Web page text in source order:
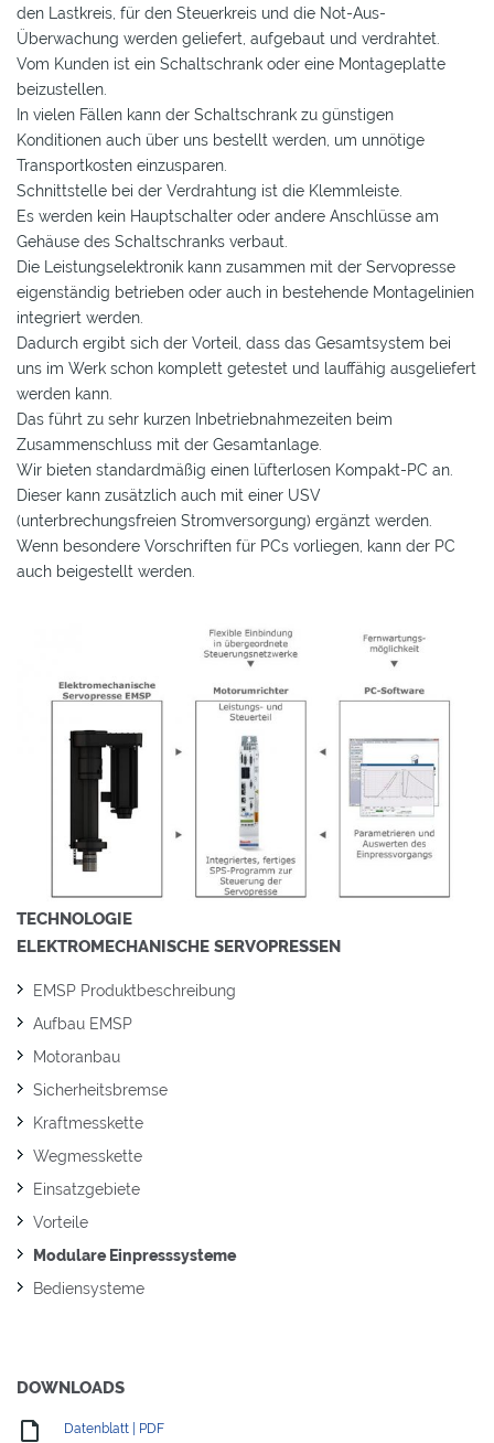
den Lastkreis, für den Steuerkreis und die Not-Aus-
Überwachung werden geliefert, aufgebaut und verdrahtet.
Vom Kunden ist ein Schaltschrank oder eine Montageplatte
beizustellen.
In vielen Fällen kann der Schaltschrank zu günstigen
Konditionen auch über uns bestellt werden, um unnötige
Transportkosten einzusparen.
Schnittstelle bei der Verdrahtung ist die Klemmleiste.
Es werden kein Hauptschalter oder andere Anschlüsse am
Gehäuse des Schaltschranks verbaut.
Die Leistungselektronik kann zusammen mit der Servopresse
eigenständig betrieben oder auch in bestehende Montagelinien
integriert werden.
Dadurch ergibt sich der Vorteil, dass das Gesamtsystem bei
uns im Werk schon komplett getestet und lauffähig ausgeliefert
werden kann.
Das führt zu sehr kurzen Inbetriebnahmezeiten beim
Zusammenschluss mit der Gesamtanlage.
Wir bieten standardmäßig einen lüfterlosen Kompakt-PC an.
Dieser kann zusätzlich auch mit einer USV
(unterbrechungsfreien Stromversorgung) ergänzt werden.
Wenn besondere Vorschriften für PCs vorliegen, kann der PC
auch beigestellt werden.
TECHNOLOGIE
ELEKTROMECHANISCHE SERVOPRESSEN
EMSP Produktbeschreibung
Aufbau EMSP
Motoranbau
Sicherheitsbremse
Kraftmesskette
Wegmesskette
Einsatzgebiete
Vorteile
Modulare Einpresssysteme
Bediensysteme
DOWNLOADS
Datenblatt | PDF